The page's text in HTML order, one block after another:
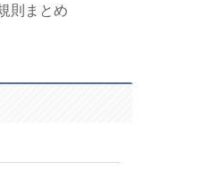
則まとめ